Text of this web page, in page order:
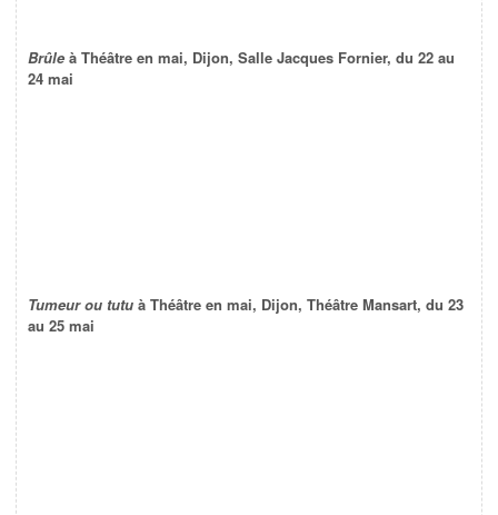
Brûle à Théâtre en mai, Dijon, Salle Jacques Fornier, du 22 au
24 mai
Tumeur ou tutu à Théâtre en mai, Dijon, Théâtre Mansart, du 23
au 25 mai